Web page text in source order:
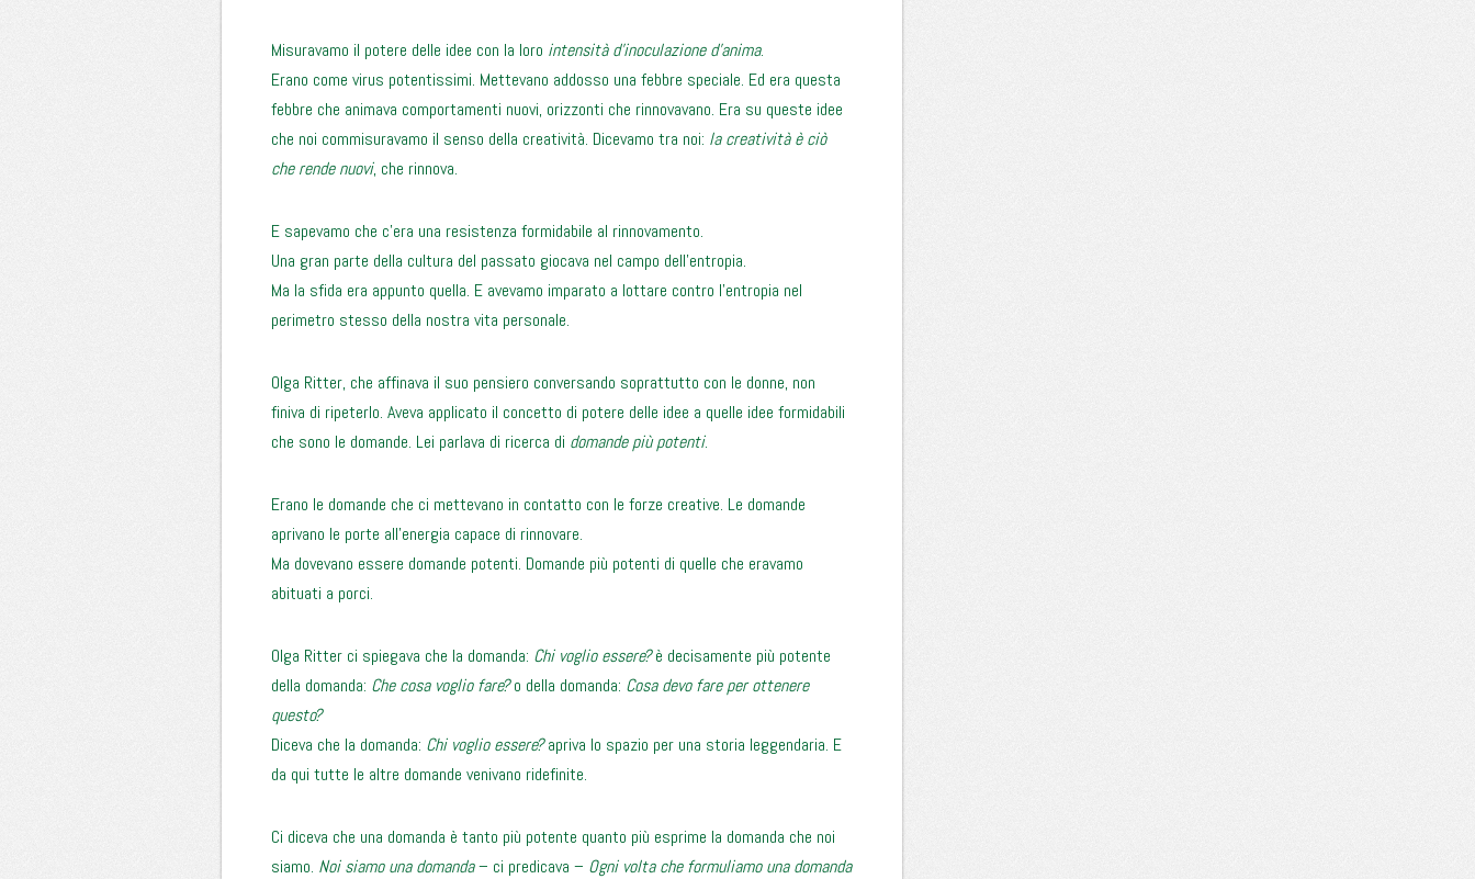
Misuravamo il potere delle idee con la loro intensità d’inoculazione d’anima.
Erano come virus potentissimi. Mettevano addosso una febbre speciale. Ed era questa
febbre che animava comportamenti nuovi, orizzonti che rinnovavano. Era su queste idee
che noi commisuravamo il senso della creatività. Dicevamo tra noi: la creatività è ciò
che rende nuovi, che rinnova.
E sapevamo che c’era una resistenza formidabile al rinnovamento.
Una gran parte della cultura del passato giocava nel campo dell’entropia.
Ma la sfida era appunto quella. E avevamo imparato a lottare contro l’entropia nel
perimetro stesso della nostra vita personale.
Olga Ritter, che affinava il suo pensiero conversando soprattutto con le donne, non
finiva di ripeterlo. Aveva applicato il concetto di potere delle idee a quelle idee formidabili
che sono le domande. Lei parlava di ricerca di domande più potenti.
Erano le domande che ci mettevano in contatto con le forze creative. Le domande
aprivano le porte all’energia capace di rinnovare.
Ma dovevano essere domande potenti. Domande più potenti di quelle che eravamo
abituati a porci.
Olga Ritter ci spiegava che la domanda: Chi voglio essere?è decisamente più potente
della domanda: Che cosa voglio fare?o della domanda: Cosa devo fare per ottenere
questo?
Diceva che la domanda: Chi voglio essere?apriva lo spazio per una storia leggendaria. E
da qui tutte le altre domande venivano ridefinite.
Ci diceva che una domanda è tanto più potente quanto più esprime la domanda che noi
siamo. Noi siamo una domanda– ci predicava – Ogni volta che formuliamo una domanda